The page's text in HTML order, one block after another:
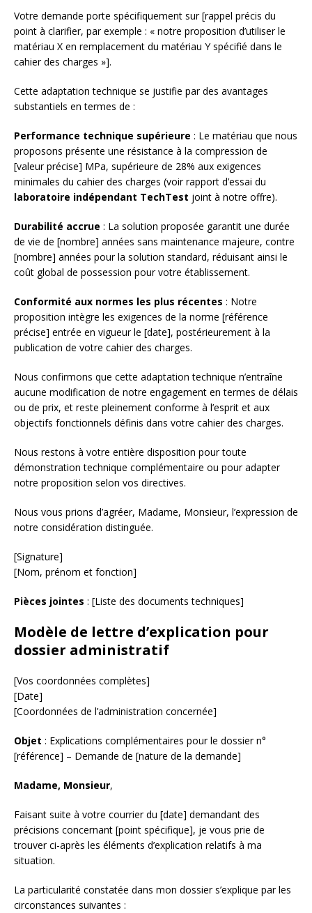
Votre demande porte spécifiquement sur [rappel précis du
point à clarifier, par exemple : « notre proposition d’utiliser le
matériau X en remplacement du matériau Y spécifié dans le
cahier des charges »].
Cette adaptation technique se justifie par des avantages
substantiels en termes de :
Performance technique supérieure : Le matériau que nous
proposons présente une résistance à la compression de
[valeur précise] MPa, supérieure de 28% aux exigences
minimales du cahier des charges (voir rapport d’essai du
laboratoire indépendant TechTest joint à notre offre).
Durabilité accrue : La solution proposée garantit une durée
de vie de [nombre] années sans maintenance majeure, contre
[nombre] années pour la solution standard, réduisant ainsi le
coût global de possession pour votre établissement.
Conformité aux normes les plus récentes : Notre
proposition intègre les exigences de la norme [référence
précise] entrée en vigueur le [date], postérieurement à la
publication de votre cahier des charges.
Nous confirmons que cette adaptation technique n’entraîne
aucune modification de notre engagement en termes de délais
ou de prix, et reste pleinement conforme à l’esprit et aux
objectifs fonctionnels définis dans votre cahier des charges.
Nous restons à votre entière disposition pour toute
démonstration technique complémentaire ou pour adapter
notre proposition selon vos directives.
Nous vous prions d’agréer, Madame, Monsieur, l’expression de
notre considération distinguée.
[Signature]
[Nom, prénom et fonction]
Pièces jointes : [Liste des documents techniques]
Modèle de lettre d’explication pour
dossier administratif
[Vos coordonnées complètes]
[Date]
[Coordonnées de l’administration concernée]
Objet : Explications complémentaires pour le dossier n°
[référence] – Demande de [nature de la demande]
Madame, Monsieur,
Faisant suite à votre courrier du [date] demandant des
précisions concernant [point spécifique], je vous prie de
trouver ci-après les éléments d’explication relatifs à ma
situation.
La particularité constatée dans mon dossier s’explique par les
circonstances suivantes :